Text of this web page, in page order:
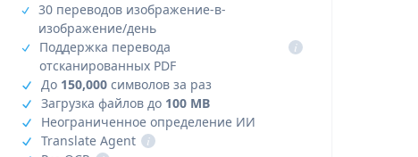
30 переводов изображение-в-
изображение/день
Поддержка перевода
отсканированных PDF
i
До 150,000символов за раз
Загрузка файлов до 100 MB
Неограниченное определение ИИ
Translate Agent
i